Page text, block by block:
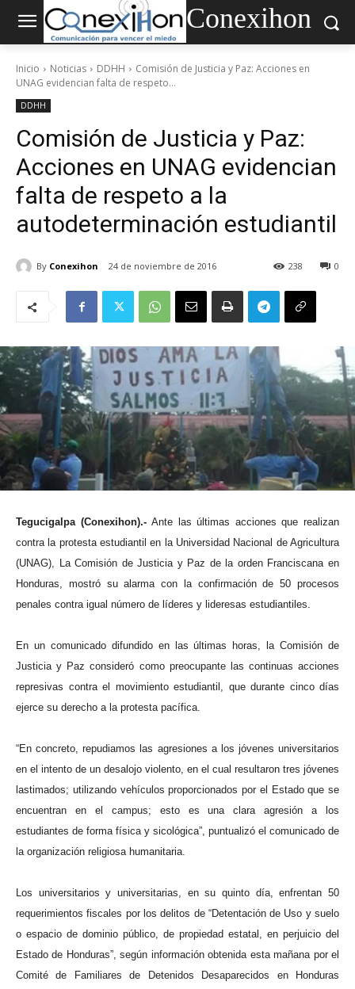
Conexihon
Inicio Noticias DDHH
Comisión de Justicia y Paz: Acciones en
UNAG evidencian falta de respeto...
DDHH
Comisión de Justicia y Paz:
Acciones en UNAG evidencian
falta de respeto a la
autodeterminación estudiantil
By Conexihon 24 de noviembre de 2016 0
238
Tegucigalpa (Conexihon).-Ante las últimas acciones que realizan
contra la protesta estudiantil en la Universidad Nacional de Agricultura
(UNAG), La Comisión de Justicia y Paz de la orden Franciscana en
Honduras, mostró su alarma con la confirmación de 50 procesos
penales contra igual número de líderes y lideresas estudiantiles.
En un comunicado difundido en las últimas horas, la Comisión de
Justicia y Paz consideró como preocupante las continuas acciones
represivas contra el movimiento estudiantil, que durante cinco días
ejerce su derecho a la protesta pacífica.
“En concreto, repudiamos las agresiones a los jóvenes universitarios
en el intento de un desalojo violento, en el cual resultaron tres jóvenes
lastimados; utilizando vehículos proporcionados por el Estado que se
encuentran en el campus; esto es una clara agresión a los
estudiantes de forma física y sicológica”, puntualizó el comunicado de
la organización religiosa humanitaria.
Los universitarios y universitarias, en su quinto día, enfrentan 50
requerimientos fiscales por los delitos de “Detentación de Uso y suelo
o espacio de dominio público, de propiedad estatal, en perjuicio del
Estado de Honduras”, según información obtenida esta mañana por el
Comité de Familiares de Detenidos Desaparecidos en Honduras